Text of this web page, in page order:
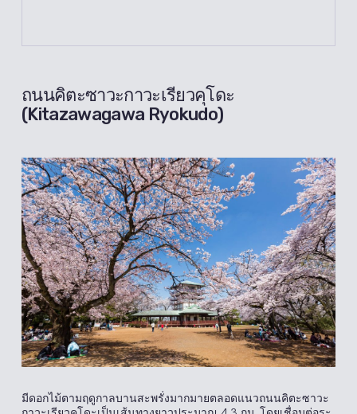
ถนนคิตะซาวะกาวะเรียวคุโดะ
(Kitazawagawa Ryokudo)
มีดอกไม้ตามฤดูกาลบานสะพรั่งมากมายตลอดแนวถนนคิตะซาวะ